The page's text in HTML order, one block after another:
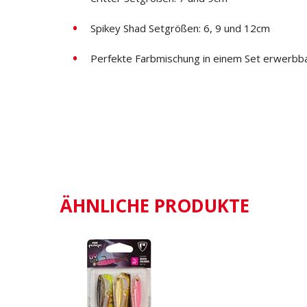
Spikey Shad Setgrößen: 6, 9 und 12cm
Perfekte Farbmischung in einem Set
ÄHNLICHE PRODUKTE